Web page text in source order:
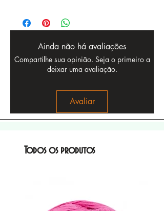
Ainda não há avaliações
Compartilhe sua opinião. Seja o primeiro a
deixar uma avaliação.
Avaliar
Todos os produtos